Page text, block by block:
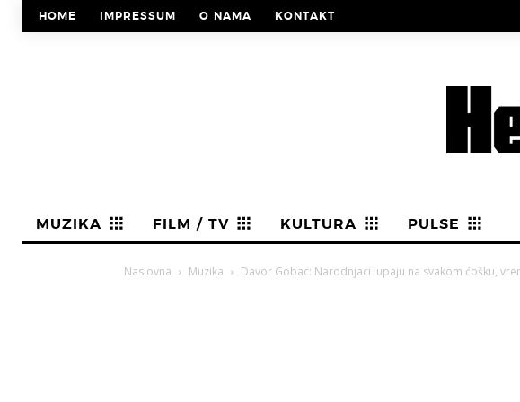
HOME IMPRESSUM O NAMA KONTAKT
MUZIKA FILM / TV KULTURA PULSE
Naslovna Muzika Davor Gobac: Narodnjaci lupaju na svakom ćošku,